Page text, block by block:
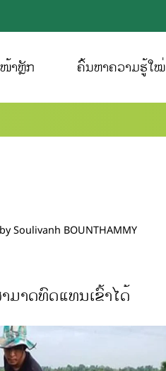
ໜ້າຫຼັກ ຄົ້ນຫາຄວາມຮູ້ໃໝ່
by Soulivanh BOUNTHAMMY
ມາດທົດແທນເຂົ້າໄດ້